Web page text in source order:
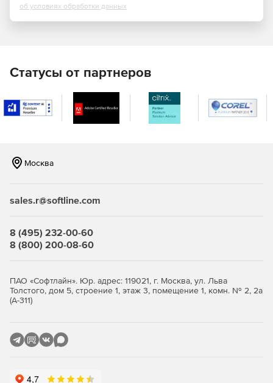
сервере.
пользовательские типы на основе простых типов.
Использование разных видов генерации данных для
каждого поля, включая генерацию по списку,
Автоматический контроль над сохранением
ссылочной целостности для связанных таблиц.
для любого типа полей.
Сохранение всех параметров процесса генерации
активного сеанса в файл конфигурации.
об условиях обработки данных
Статусы от партнеров
Москва
sales.r@softline.com
8 (495) 232-00-60
8 (800) 200-08-60
ПАО «Софтлайн». Юр. адрес: 119021, г. Москва, ул. Льва
Толстого, дом 5, строение 1, этаж 3, помещение 1, комн. № 2, 2а
(А-311)